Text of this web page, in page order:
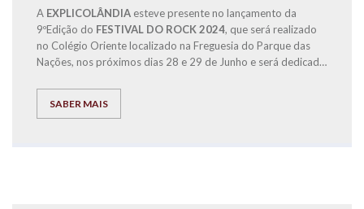
A EXPLICOLÂNDIA esteve presente no lançamento da
9ºEdição do FESTIVAL DO ROCK 2024, que será realizado
no Colégio Oriente localizado na Freguesia do Parque das
Nações, nos próximos dias 28 e 29 de Junho e será dedicada
SABER MAIS